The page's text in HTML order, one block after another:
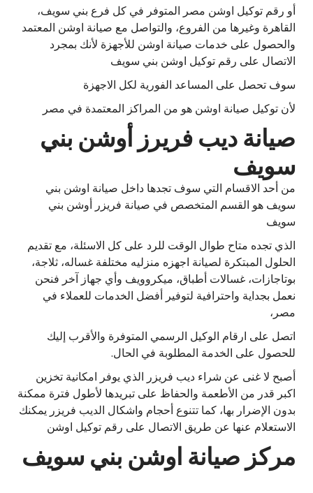
أو رقم توكيل اوشن مصر المتوفر في كل فرع بني سويف،
القاهرة وغيرها من الفروع، والتواصل مع صيانة اوشن المعتمد
والحصول على خدمات صيانة اوشن للأجهزة لأنك بمجرد
الاتصال على رقم توكيل اوشن بني سويف
سوف تحصل على المساعد الفورية لكل الاجهزة
لأن توكيل صيانة اوشن هو من المراكز المعتمدة في مصر
صيانة ديب فريرز أوشن بني
سويف
من أحد الاقسام التي سوف تجدها داخل صيانة اوشن بني
سويف هو القسم المتخصص في صيانة فريزر أوشن بني
سويف
الذي تجده متاح طوال الوقت للرد على كل الاسئلة، مع تقديم
الحلول المبتكرة لصيانة اجهزه منزليه مختلفة غساله، ثلاجة،
بوتاجازات، غسالات أطباق، ميكروويف وأي جهاز آخر فنحن
نعمل بجداية واحترافية لتوفير أفضل الخدمات للعملاء في
مصر،
اتصل على ارقام الوكيل الرسمي المتوفرة والأقرب إليك
للحصول على الخدمة المطلوبة في الحال.
أصبح لا غنى عن شراء ديب فريزر الذي يوفر امكانية تخزين
اكبر قدر من الأطعمة والحفاظ على تبريدها لأطول فترة ممكنة
بدون الإضرار بها، كما تتنوع أحجام واشكال الديب فريزر يمكنك
الاستعلام عنها عن طريق الاتصال على رقم توكيل اوشن
مركز صيانة اوشن بني سويف